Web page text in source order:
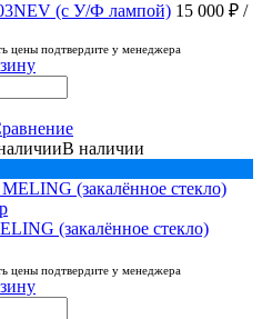
(с У/Ф лампой) 15 000 ₽ /
цены подтвердите у менеджера
В наличии
(закалённое стекло)
цены подтвердите у менеджера